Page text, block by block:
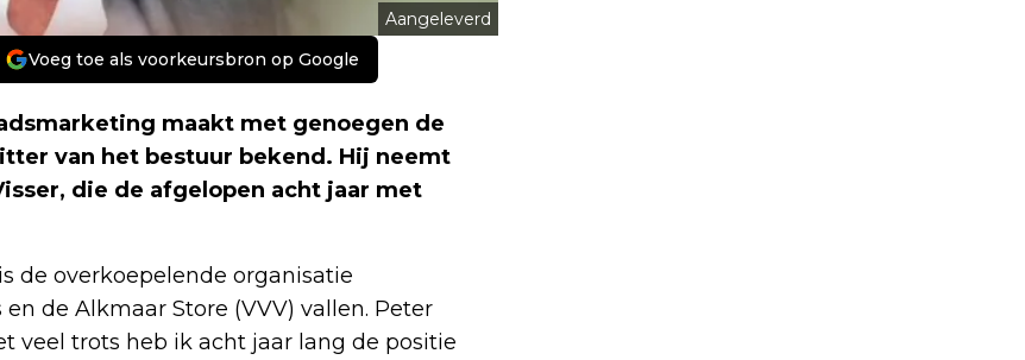
Aangeleverd
Voeg toe als voorkeursbron op Google
maakt met genoegen de
van het bestuur bekend. Hij neemt
die de afgelopen acht jaar met
de overkoepelende organisatie
de Alkmaar Store (VVV) vallen. Peter
veel trots heb ik acht jaar lang de positie